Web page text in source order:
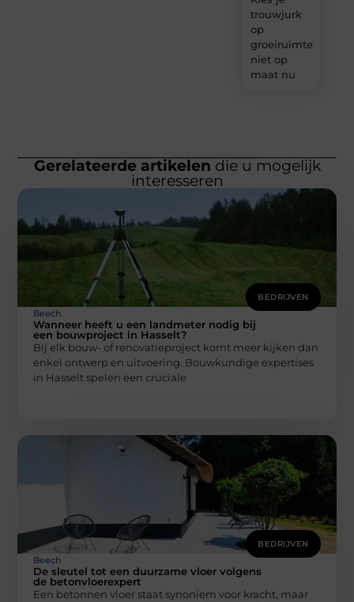
trouwjurk
op
groeiruimte,
niet op
maat nu
Gerelateerde artikelen die u mogelijk
interesseren
BEDRIJVEN
Beech
Wanneer heeft u een landmeter nodig bij
een bouwproject in Hasselt?
Bij elk bouw- of renovatieproject komt meer kijken dan
enkel ontwerp en uitvoering. Bouwkundige expertises
in Hasselt spelen een cruciale
BEDRIJVEN
Beech
De sleutel tot een duurzame vloer volgens
de betonvloerexpert
Een betonnen vloer staat synoniem voor kracht, maar